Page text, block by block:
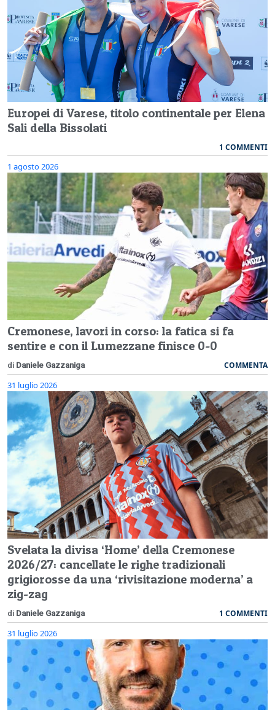
Europei di Varese, titolo continentale per Elena
Sali della Bissolati
1 COMMENTI
1 agosto 2026
Cremonese, lavori in corso: la fatica si fa
sentire e con il Lumezzane finisce 0-0
di Daniele Gazzaniga COMMENTA
31 luglio 2026
Svelata la divisa ‘Home’ della Cremonese
2026/27: cancellate le righe tradizionali
grigiorosse da una ‘rivisitazione moderna’ a
zig-zag
di Daniele Gazzaniga 1 COMMENTI
31 luglio 2026